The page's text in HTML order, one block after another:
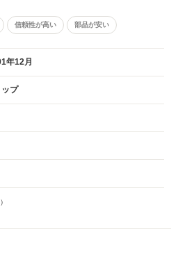
信頼性が高い 部品が安い
年12月
プ